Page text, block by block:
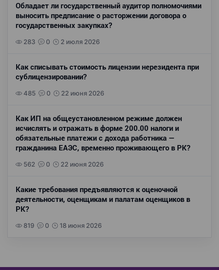
Обладает ли государственный аудитор полномочиями
выносить предписание о расторжении договора о
государственных закупках?
283 0 2 июля 2026
Как списывать стоимость лицензии нерезидента при
сублицензировании?
485 0 22 июня 2026
Как ИП на общеустановленном режиме должен
исчислять и отражать в форме 200.00 налоги и
обязательные платежи с дохода работника —
гражданина ЕАЭС, временно проживающего в РК?
562 0 22 июня 2026
Какие требования предъявляются к оценочной
деятельности, оценщикам и палатам оценщиков в
РК?
819 0 18 июня 2026